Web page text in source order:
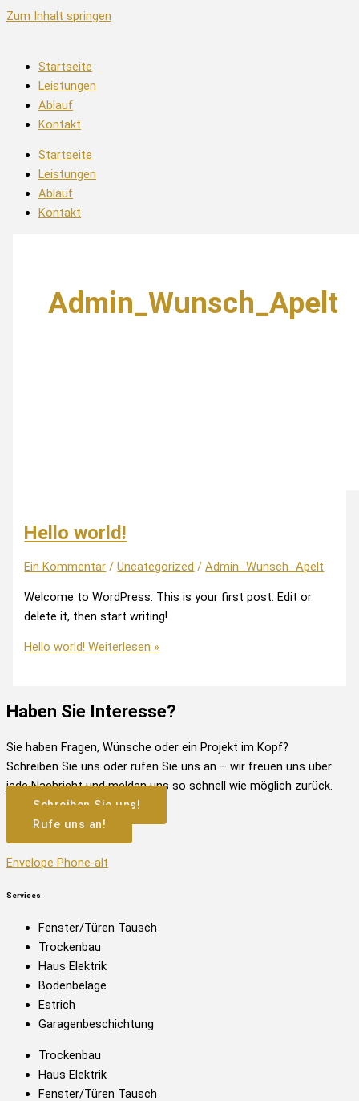
Zum Inhalt springen
Startseite
Leistungen
Ablauf
Kontakt
Startseite
Leistungen
Ablauf
Kontakt
Admin_Wunsch_Apelt
Hello world!
Ein Kommentar /Uncategorized /Admin_Wunsch_Apelt
Welcome to WordPress. This is your first post. Edit or
delete it, then start writing!
Hello world! Weiterlesen »
Haben Sie Interesse?
Sie haben Fragen, Wünsche oder ein Projekt im Kopf?
Schreiben Sie uns oder rufen Sie uns an – wir freuen uns über
jede Nachricht und melden uns so schnell wie möglich zurück.
Schreiben Sie uns!
Rufe uns an!
Envelope Phone-alt
Services
Fenster/Türen Tausch​
Trockenbau
Haus Elektrik
Bodenbeläge
Estrich
Garagenbeschichtung
Trockenbau
Haus Elektrik
Fenster/Türen Tausch​